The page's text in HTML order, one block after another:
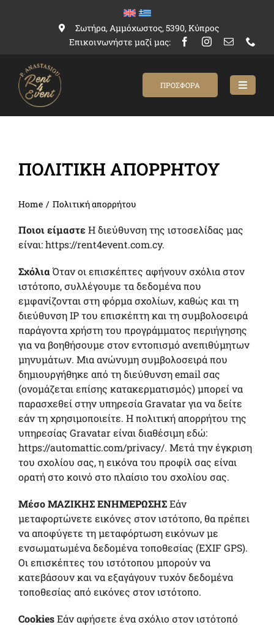
Σωτήρα, Αμμόχωστος, 5390, Κύπρος
Επικοινωνήστε μαζί μας:
ΠΡΟΣΦΟΡΑ
Toggle
Κατάλογος
Επικοινωνία
ΠΟΛΙΤΙΚΉ ΑΠΟΡΡΉΤΟΥ
Home Πολιτική απορρήτου
Ποιοι είμαστεΗ διεύθυνση της ιστοσελίδας μας
είναι: https://rent4event.com.cy.
Σχόλια Όταν οι επισκέπτες αφήνουν σχόλια στον
ιστότοπο, συλλέγουμε τα δεδομένα που
εμφανίζονται στη φόρμα σχολίων, καθώς και τη
διεύθυνση IP του επισκέπτη και τη συμβολοσειρά
παράγοντα χρήστη του προγράμματος περιήγησης
για να βοηθήσουμε στον εντοπισμό ανεπιθύμητων
μηνυμάτων. Μια ανώνυμη συμβολοσειρά που
δημιουργήθηκε από τη διεύθυνση email σας
(ονομάζεται επίσης κατακερματισμός) μπορεί να
παρασχεθεί στην υπηρεσία Gravatar για να δείτε
εάν τη χρησιμοποιείτε. Η πολιτική απορρήτου της
υπηρεσίας Gravatar είναι διαθέσιμη εδώ:
https://automattic.com/privacy/. Μετά την έγκριση
του σχολίου σας, η εικόνα του προφίλ σας είναι
ορατή στο κοινό στο πλαίσιο του σχολίου σας.
Μέσο ΜΑΖΙΚΗΣ ΕΝΗΜΕΡΩΣΗΣΕάν
μεταφορτώνετε εικόνες στον ιστότοπο, θα πρέπει
να αποφύγετε τη μεταφόρτωση εικόνων με
ενσωματωμένα δεδομένα τοποθεσίας (EXIF GPS).
Οι επισκέπτες του ιστότοπου μπορούν να
κατεβάσουν και να εξαγάγουν τυχόν δεδομένα
τοποθεσίας από εικόνες στον ιστότοπο.
CookiesΕάν αφήσετε ένα σχόλιο στον ιστότοπό